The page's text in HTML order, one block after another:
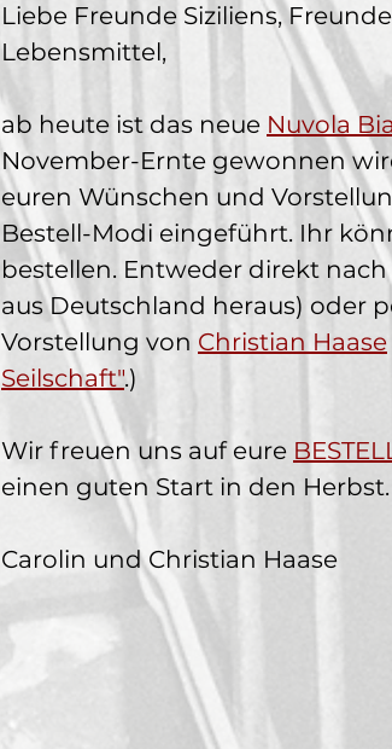
Liebe Freunde Siziliens,
Lebensmittel,
ab heute ist das neue Nuvola
November-Ernte gewonnen
euren Wünschen und
Bestell-Modi eingeführt. Ihr
bestellen. Entweder direkt
aus Deutschland heraus) oder
Vorstellung von Christian Haase
Seilschaft".)
Wir freuen uns auf eure
einen guten Start in den Herbst.
Carolin und Christian Haase